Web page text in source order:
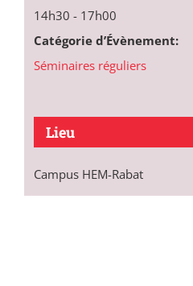
14h30 - 17h00
Catégorie d’Évènement:
Séminaires réguliers
Lieu
Campus HEM-Rabat